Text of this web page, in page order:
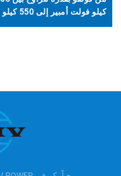
كيلو فولت أمبير إلى 550 كيلو